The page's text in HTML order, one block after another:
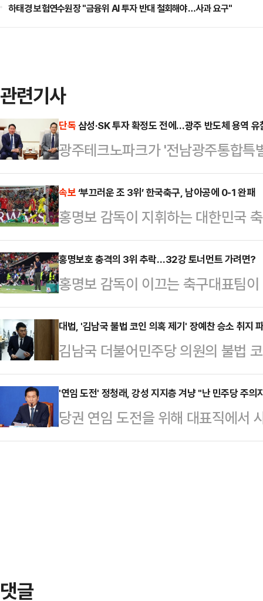
하태경 보험연수원장 "금융위 AI 투자 반대 철회해야…사과 요구"
관련기사
단독삼성·SK 투자 확정도 전에…광주 반도체 용역 유
광주테크노파크가 '전남광주통합
연구용역을 발주했지만 한 차례 유
으로 확인됐다. 과업지시서에는 타
신용보증 지원, 조례 신설 방안까
시 기록 등에 따르면 광주TP는 6
1차 입찰 공고를 냈다. 1차 공고명
19일 개찰 결과 유찰됐다.광주TP
주TP…
속보‘부끄러운 조 3위’ 한국축구, 남아공에 0-1 완패
홍명보 감독이 지휘하는 대한민국
코 누에보레온주 과달루페 몬테레
연맹(FIFA) 북중미월드컵’ 조별리
남아프리카공화국(피파랭킹 61위)
홍명보호 충격의 3위 추락…32강 토너먼트 가려면?
홍명보 감독이 이끄는 축구대표팀
과달루페의 몬테레이 스타디움에
월드컵’ 남아프리카공화국과의 조
1차전서 2-1 역전승을 따내며 기세
잇따라 패하면서 1승 2패(승점 3)
거둔 개최국 멕시코가 조 1위, 한국
먼트에 진출한다.이번 대회는 역대
이…
대법, '김남국 불법 코인 의혹 제기' 장예찬 승소 취지
김남국 더불어민주당 의원의 불법
힘 청년최고위원에게 위자료 1000
다.대법원 1부(주심 서경환 대법관
로 제기한 손해배상 청구 소송에서
건을 서울남부지법에 돌려보냈다.
'연임 도전' 정청래, 강성 지지층 겨냥 "난 민주당 주
당권 연임 도전을 위해 대표직에서
퇴 후 하루 만에 강성 지지층을 겨
댓글